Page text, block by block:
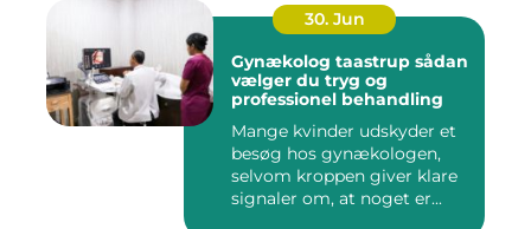
30. Jun
Gynækolog taastrup sådan
vælger du tryg og
professionel behandling
Mange kvinder udskyder et
besøg hos gynækologen,
selvom kroppen giver klare
signaler om, at noget er...